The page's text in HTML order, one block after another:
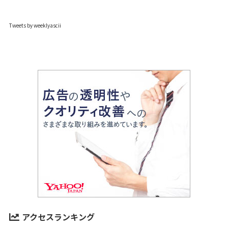
Tweets by weeklyascii
アクセスランキング